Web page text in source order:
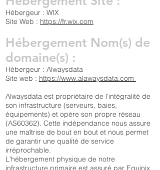
Hébergeur : WIX
Site Web : https://fr.wix.com
Hébergement Nom(s) de
domaine(s) :
Hébergeur : Alwaysdata
Site web : https://www.alawaysdata.com
Alwaysdata est propriétaire de l'intégralité de
son infrastructure (serveurs, baies,
équipements) et opère son propre réseau
(AS60362). Cette indépendance nous assure
une maîtrise de bout en bout et nous permet
de garantir une qualité de service
irréprochable.
L'hébergement physique de notre
infrastructure primaire est assuré par Equinix,